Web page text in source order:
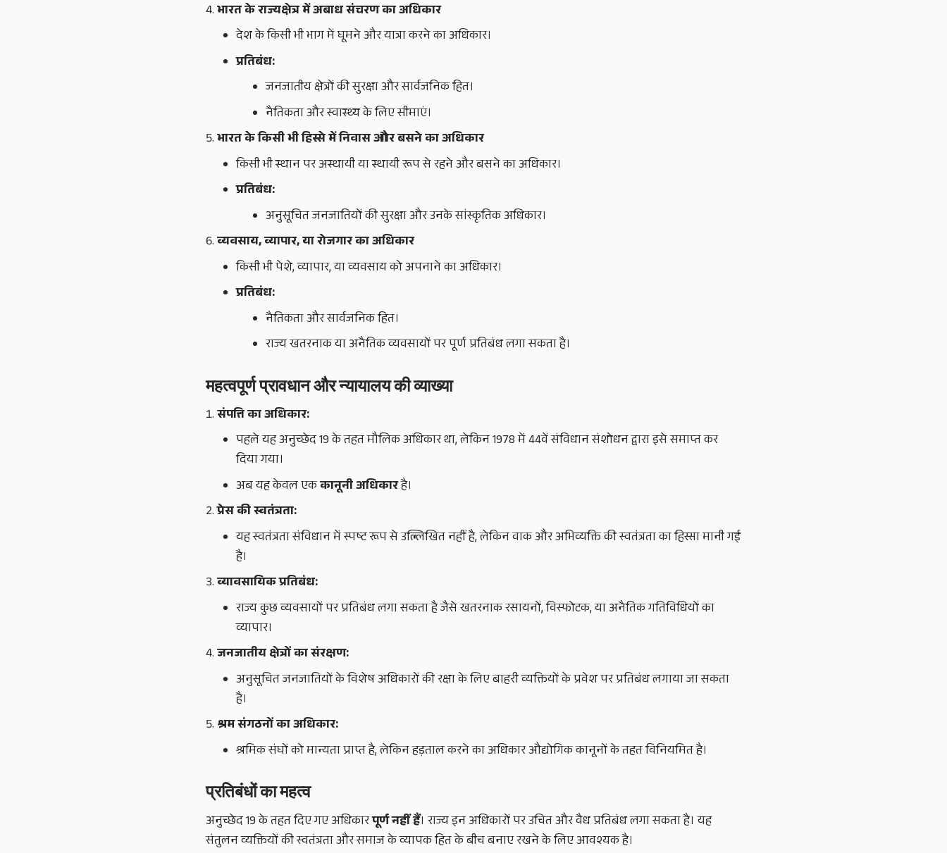
भारत के राज्यक्षेत्र में अबाध संचरण का अधिकार
देश के किसी भी भाग में घूमने और यात्रा करने का अधिकार।
प्रतिबंध:
जनजातीय क्षेत्रों की सुरक्षा और सार्वजनिक हित।
नैतिकता और स्वास्थ्य के लिए सीमाएं।
भारत के किसी भी हिस्से में निवास और बसने का अधिकार
किसी भी स्थान पर अस्थायी या स्थायी रूप से रहने और बसने का अधिकार।
प्रतिबंध:
अनुसूचित जनजातियों की सुरक्षा और उनके सांस्कृतिक अधिकार।
व्यवसाय, व्यापार, या रोजगार का अधिकार
किसी भी पेशे, व्यापार, या व्यवसाय को अपनाने का अधिकार।
प्रतिबंध:
नैतिकता और सार्वजनिक हित।
राज्य खतरनाक या अनैतिक व्यवसायों पर पूर्ण प्रतिबंध लगा सकता है।
महत्वपूर्ण प्रावधान और न्यायालय की व्याख्या
संपत्ति का अधिकार:
पहले यह अनुच्छेद 19 के तहत मौलिक अधिकार था, लेकिन 1978 में 44वें संविधान संशोधन द्वारा इसे समाप्त कर
दिया गया।
अब यह केवल एककानूनी अधिकारहै।
प्रेस की स्वतंत्रता:
यह स्वतंत्रता संविधान में स्पष्ट रूप से उल्लिखित नहीं है, लेकिन वाक और अभिव्यक्ति की स्वतंत्रता का हिस्सा मानी गई
है।
व्यावसायिक प्रतिबंध:
राज्य कुछ व्यवसायों पर प्रतिबंध लगा सकता है जैसे खतरनाक रसायनों, विस्फोटक, या अनैतिक गतिविधियों का
व्यापार।
जनजातीय क्षेत्रों का संरक्षण:
अनुसूचित जनजातियों के विशेष अधिकारों की रक्षा के लिए बाहरी व्यक्तियों के प्रवेश पर प्रतिबंध लगाया जा सकता
है।
श्रम संगठनों का अधिकार:
श्रमिक संघों को मान्यता प्राप्त है, लेकिन हड़ताल करने का अधिकार औद्योगिक कानूनों के तहत विनियमित है।
प्रतिबंधों का महत्व
अनुच्छेद 19 के तहत दिए गए अधिकारपूर्ण नहीं हैं। राज्य इन अधिकारों पर उचित और वैध प्रतिबंध लगा सकता है। यह
संतुलन व्यक्तियों की स्वतंत्रता और समाज के व्यापक हित के बीच बनाए रखने के लिए आवश्यक है।